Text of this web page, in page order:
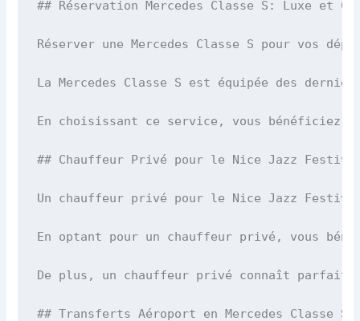
## Réservation Mercedes Classe S: Luxe et
Réserver une Mercedes Classe S pour vos
La Mercedes Classe S est équipée des
En choisissant ce service, vous bénéficiez
## Chauffeur Privé pour le Nice Jazz
Un chauffeur privé pour le Nice Jazz
En optant pour un chauffeur privé, vous
De plus, un chauffeur privé connaît
## Transferts Aéroport en Mercedes Classe S